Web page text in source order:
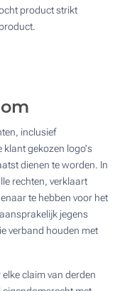
product strikt
inclusief
klant gekozen logo's
dienen te worden. In
rechten, verklaart
te hebben voor het
jegens
verband houden met
claim van derden